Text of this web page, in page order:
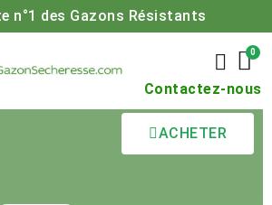
n°1 des Gazons Résistants
Contactez-nous
ACHETER